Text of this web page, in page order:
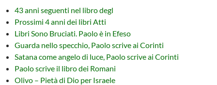
43 anni seguenti nel libro degl
Prossimi 4 anni dei libri Atti
Libri Sono Bruciati. Paolo è in Efeso
Guarda nello specchio, Paolo scrive ai Corinti
Satana come angelo di luce, Paolo scrive ai Corinti
Paolo scrive il libro dei Romani
Olivo – Pietà di Dio per Israele